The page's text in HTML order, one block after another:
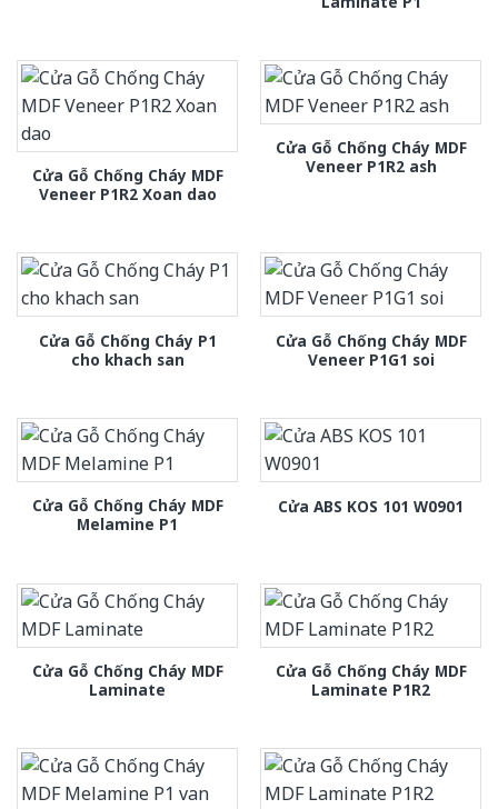
Cửa Gỗ Chống Cháy MDF
Veneer P1R2 Xoan dao
Cửa Gỗ Chống Cháy MDF
Veneer P1R2 ash
Cửa Gỗ Chống Cháy P1
cho khach san
Cửa Gỗ Chống Cháy MDF
Veneer P1G1 soi
Cửa Gỗ Chống Cháy MDF
Melamine P1
Cửa ABS KOS 101 W0901
Cửa Gỗ Chống Cháy MDF
Laminate
Cửa Gỗ Chống Cháy MDF
Laminate P1R2